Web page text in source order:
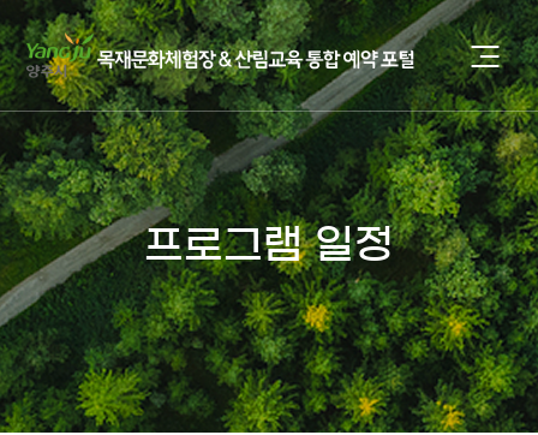
프로그램 일정